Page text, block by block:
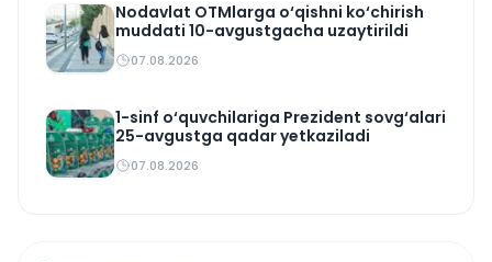
Nodavlat OTMlarga o‘qishni ko‘chirish
muddati 10-avgustgacha uzaytirildi
07.08.2026
1-sinf o‘quvchilariga Prezident sovg‘alari
25-avgustga qadar yetkaziladi
07.08.2026